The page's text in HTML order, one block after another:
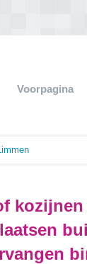
Voorpagina